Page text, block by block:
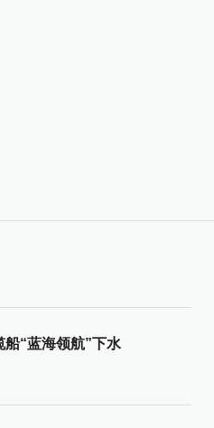
船“蓝海领航”下水